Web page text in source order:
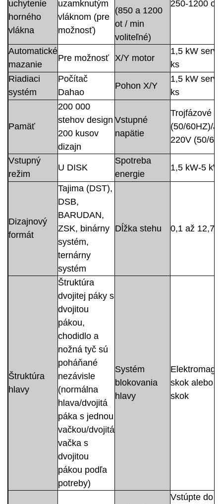
uchytenie
horného
vlákna
uzamknutým
vláknom (pre
možnosť)
(850 a 1200
ot / min
voliteľné)
250-1200
Automatické
mazanie
Pre možnosť X/Y motor
1,5 kW
ks
Riadiaci
systém
Počítač
Dahao
Pohon X/Y
1,5 kW
ks
Pamäť
200 000
stehov design
200 kusov
dizajn
Vstupné
napätie
Trojfázové
(50/60HZ)/
220V (50/
Vstupný
režim
U DISK
Spotreba
energie
1,5 kW-5 kW
Dizajnový
formát
Tajima (DST),
DSB,
BARUDAN,
ZSK, binárny
systém,
ternárny
systém
Dĺžka stehu 0,1 až 12,7
Štruktúra
hlavy
Štruktúra
dvojitej páky s
dvojitou
pákou,
chodidlo a
nožná tyč sú
poháňané
nezávisle
(normálna
hlava/dvojitá
páka s jednou
vačkou/dvojitá
vačka s
dvojitou
pákou podľa
potreby)
Systém
blokovania
hlavy
skok alebo
skok
Vstúpte do